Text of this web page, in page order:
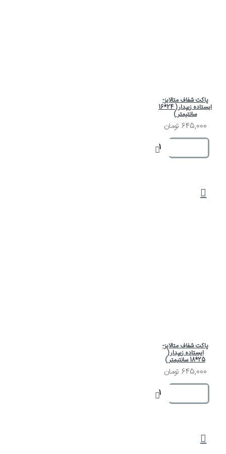
پاکت شفاف متالایز-
ایستاده زیپدار ( 24*16
سانتیمتر )
645,000 تومان
پاکت شفاف متالایز-
ایستاده زیپدار (
645,000 تومان